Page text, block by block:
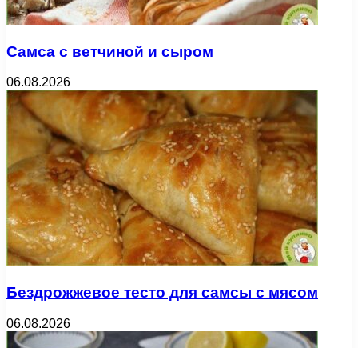
Самса с ветчиной и сыром
06.08.2026
Бездрожжевое тесто для самсы с мясом
06.08.2026